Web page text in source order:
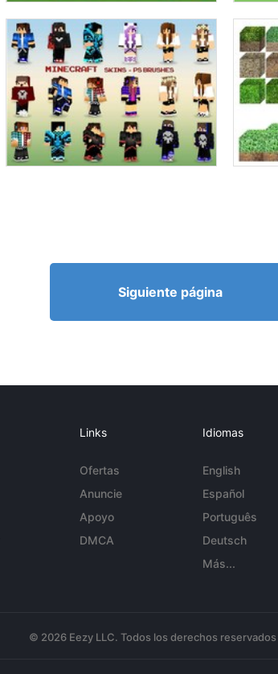
Siguiente página
Links
Ofertas
Anuncie
Apoyo
DMCA
Idiomas
English
Español
Português
Deutsch
Más...
© 2026 Eezy LLC. Todos los derechos reservados